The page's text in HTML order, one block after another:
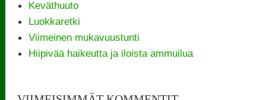
Keväthuuto
Luokkaretki
Viimeinen mukavuustunti
Hiipivää haikeutta ja iloista ammuilua